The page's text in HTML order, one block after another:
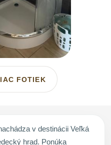
FOTIEK
v destinácii Veľká
hrad. Ponúka